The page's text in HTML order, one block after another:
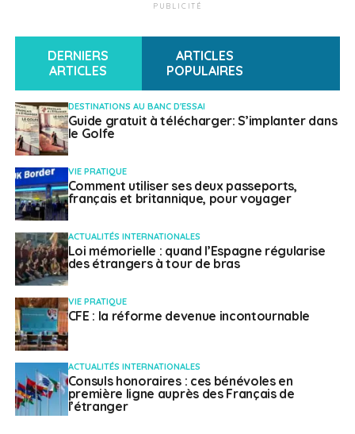
PUBLICITÉ
DERNIERS
ARTICLES
ARTICLES
POPULAIRES
DESTINATIONS AU BANC D'ESSAI
Guide gratuit à télécharger: S’implanter dans
le Golfe
VIE PRATIQUE
Comment utiliser ses deux passeports,
français et britannique, pour voyager
ACTUALITÉS INTERNATIONALES
Loi mémorielle : quand l’Espagne régularise
des étrangers à tour de bras
VIE PRATIQUE
CFE : la réforme devenue incontournable
ACTUALITÉS INTERNATIONALES
Consuls honoraires : ces bénévoles en
première ligne auprès des Français de
l’étranger